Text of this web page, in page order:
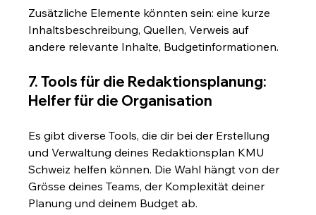
Zusätzliche Elemente könnten sein: eine kurze
Inhaltsbeschreibung, Quellen, Verweis auf
andere relevante Inhalte, Budgetinformationen.
7. Tools für die Redaktionsplanung:
Helfer für die Organisation
Es gibt diverse Tools, die dir bei der Erstellung
und Verwaltung deines Redaktionsplan KMU
Schweiz helfen können. Die Wahl hängt von der
Grösse deines Teams, der Komplexität deiner
Planung und deinem Budget ab.